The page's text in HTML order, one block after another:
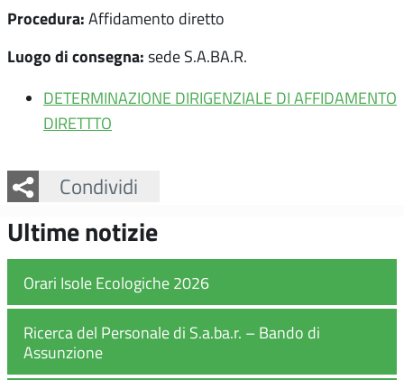
Procedura: Affidamento diretto
Luogo di consegna: sede S.A.BA.R.
DETERMINAZIONE DIRIGENZIALE DI AFFIDAMENTO
DIRETTTO
Condividi
Facebook
Twitter
Whatsapp
Ultime notizie
Orari Isole Ecologiche 2026
Ricerca del Personale di S.a.ba.r. – Bando di
Assunzione